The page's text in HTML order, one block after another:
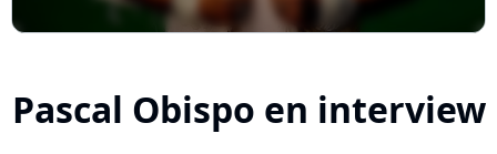
Pascal Obispo en interview